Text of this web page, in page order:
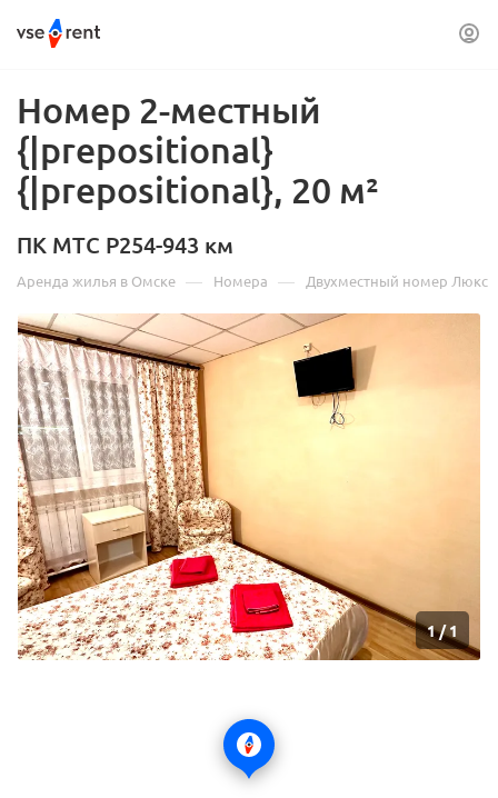
Номер 2-местный
{|prepositional}
{|prepositional}, 20 м²
ПК МТС Р254-943 км
Аренда жилья в Омске — Номера — Двухместный номер Люкс
1/1